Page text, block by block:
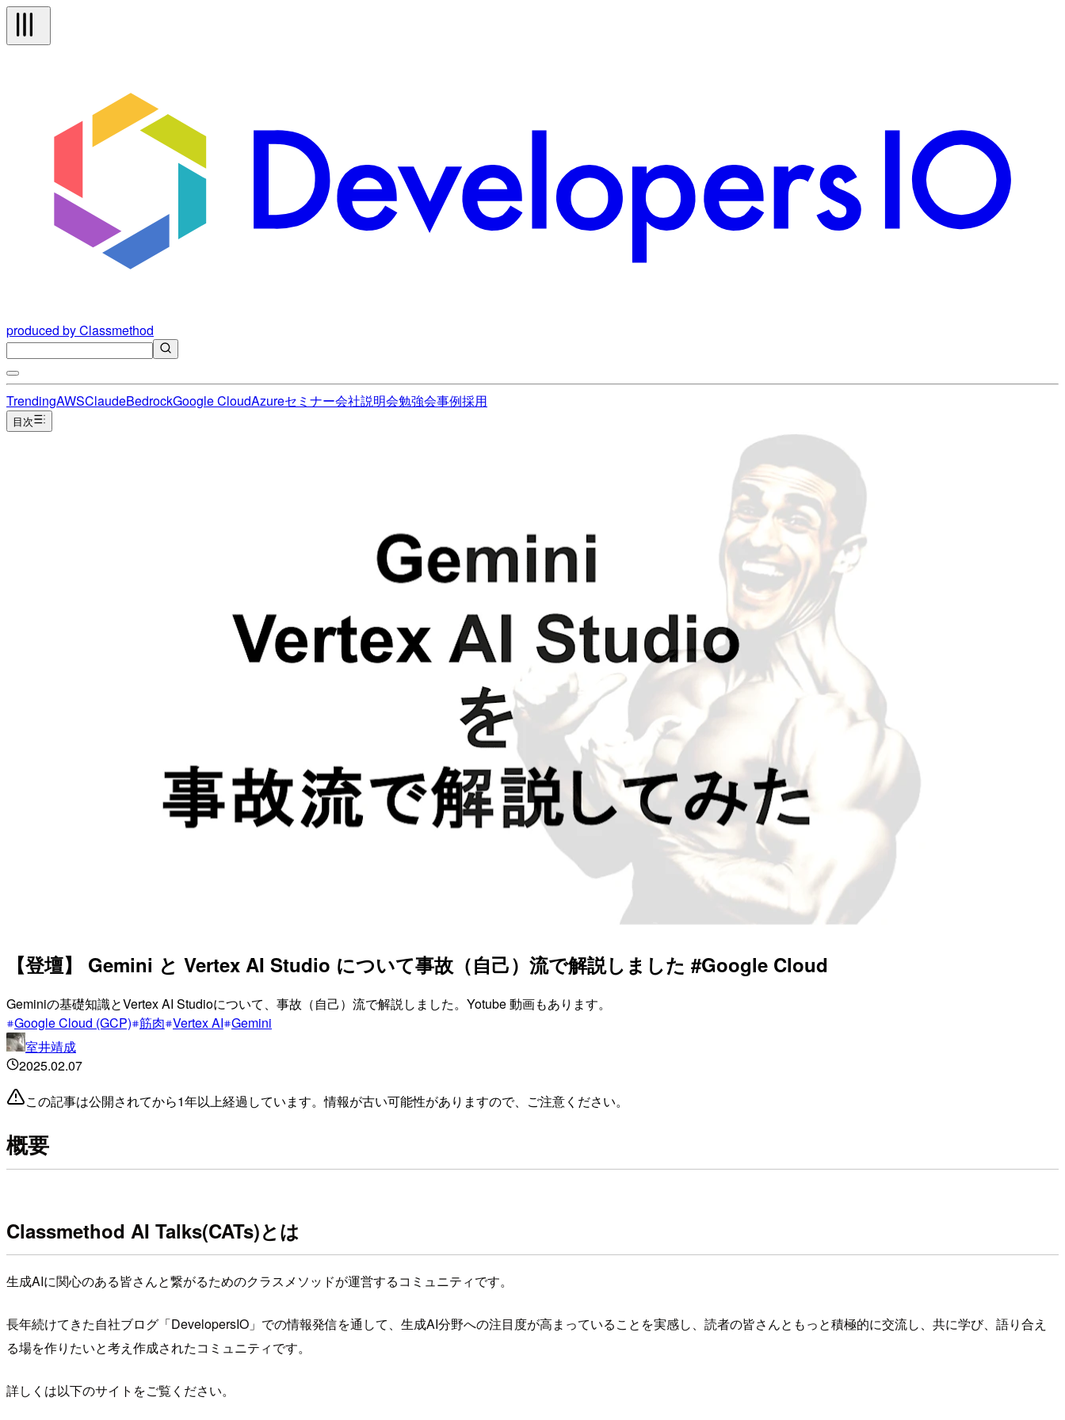
produced by Classmethod
TrendingAWSClaudeBedrockGoogle CloudAzureセミナー会社説明会勉強会事例採用
目次
【登壇】 Gemini と Vertex AI Studio について事故（自己）流で解説しました #Google Cloud
Geminiの基礎知識とVertex AI Studioについて、事故（自己）流で解説しました。Yotube 動画もあります。
Google Cloud (GCP) 筋肉 Vertex AI Gemini
室井靖成
2025.02.07
この記事は公開されてから1年以上経過しています。情報が古い可能性がありますので、ご注意ください。
概要
Classmethod AI Talks(CATs)とは
生成AIに関心のある皆さんと繋がるためのクラスメソッドが運営するコミュニティです。
長年続けてきた自社ブログ「DevelopersIO」での情報発信を通して、生成AI分野への注目度が高まっていることを実感し、読者の皆さんともっと積極的に交流し、共に学び、語り合え
る場を作りたいと考え作成されたコミュニティです。
詳しくは以下のサイトをご覧ください。